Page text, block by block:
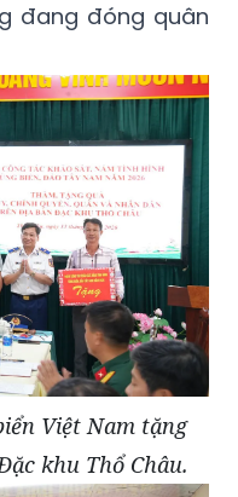
đang đóng quân
Việt Nam tặng
khu Thổ Châu.